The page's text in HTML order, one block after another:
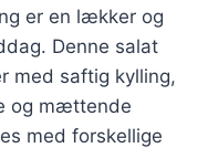
er en lækker og
Denne salat
med saftig kylling,
og mættende
med forskellige